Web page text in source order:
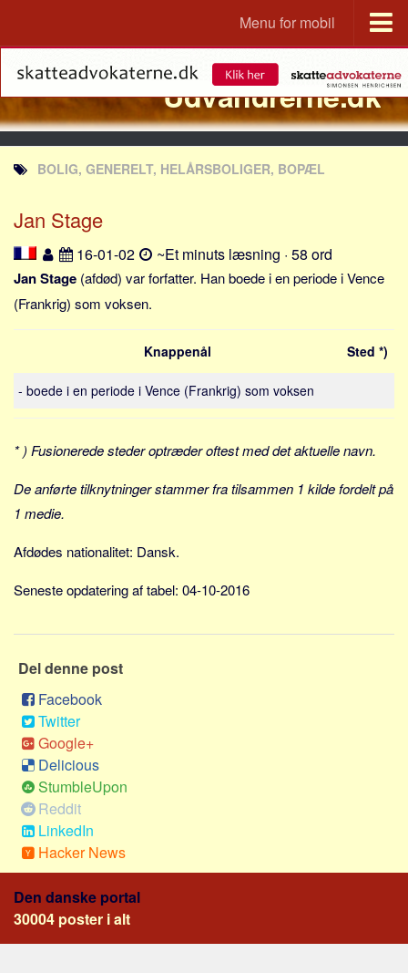
Menu for mobil
Portal
Udvandrerne.dk
Utvandrerne.no
Utvandrarna.se
Tyskland.dk
England.dk
JLKM.dk
Lande
Tyrkiet
Frankrig
Sverige
Norge
USA
Alle
Job
Virksomhed
Investering
Pension og opsparing
Forbrug
Social sikring og sundhed
Transport
Alle
Aspekter
Køb og salg
Udvandrerne.dk
BOLIG, GENERELT, HELÅRSBOLIGER, BOPÆL
Jan Stage
16-01-02 ~Et minuts læsning · 58 ord
Jan Stage (afdød) var forfatter. Han boede i en periode i Vence
(Frankrig) som voksen.
Knappenål Sted *)
- boede i en periode i Vence (Frankrig) som voksen
* ) Fusionerede steder optræder oftest med det aktuelle navn.
De anførte tilknytninger stammer fra tilsammen 1 kilde fordelt på
1 medie.
Afdødes nationalitet: Dansk.
Seneste opdatering af tabel: 04-10-2016
Del denne post
Facebook
Twitter
Google+
Delicious
StumbleUpon
Reddit
LinkedIn
Hacker News
Den danske portal
30004 poster i alt